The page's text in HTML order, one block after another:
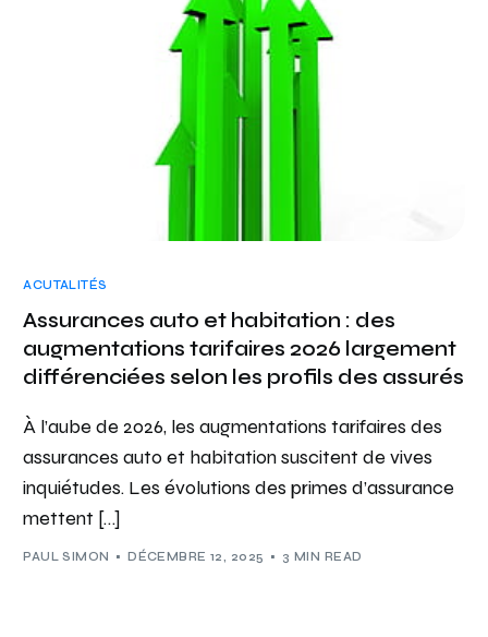
ACUTALITÉS
Assurances auto et habitation : des
augmentations tarifaires 2026 largement
différenciées selon les profils des assurés
À l’aube de 2026, les augmentations tarifaires des
assurances auto et habitation suscitent de vives
inquiétudes. Les évolutions des primes d’assurance
mettent […]
PAUL SIMON DÉCEMBRE 12, 2025 3 MIN READ